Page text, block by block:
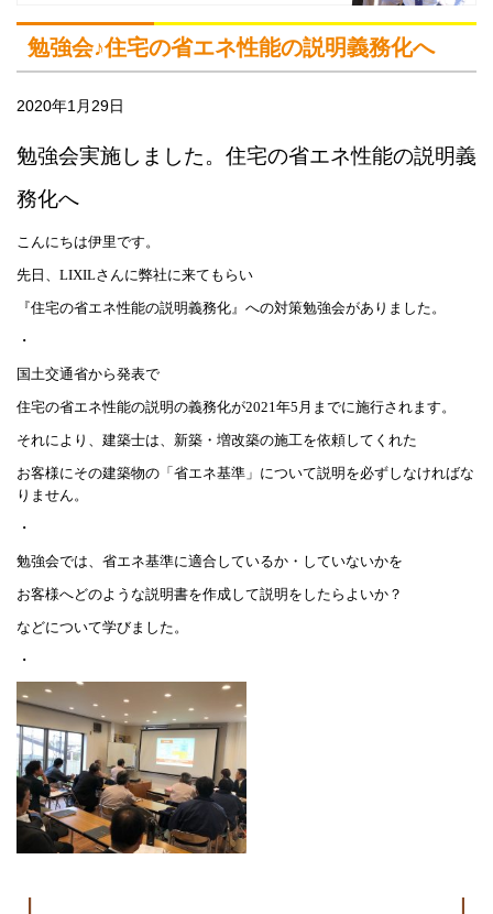
勉強会♪住宅の省エネ性能の説明義務化へ
2020年1月29日
勉強会実施しました。 住宅の省エネ性能の説明義
務化へ
こんにちは伊里です。
先日、LIXILさんに弊社に来てもらい
『住宅の省エネ性能の説明義務化』への対策勉強会がありました。
・
国土交通省から発表で
住宅の省エネ性能の説明の義務化が2021年5月までに施行されます。
それにより、建築士は、新築・増改築の施工を依頼してくれた
お客様にその建築物の「省エネ基準」について説明を必ずしなければな
りません。
・
勉強会では、 省エネ基準に適合しているか・していないかを
お客様へどのような説明書を作成して説明をしたらよいか？
などについて学びました。
・